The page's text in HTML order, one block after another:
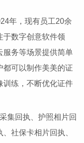
年，现有员工20余
于数字创意软件领
服务等场景提供简单
都可以制作美美的证
训练，不断优化证件
回执、护照相片回
社保卡相片回执、